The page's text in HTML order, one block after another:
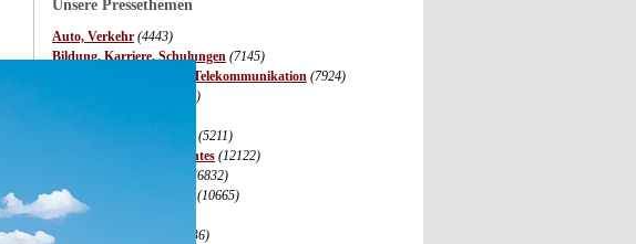
Unsere Pressethemen
Auto, Verkehr (4443)
Bildung, Karriere, Schulungen (7145)
Computer, Information, Telekommunikation (7924)
Elektro, Elektronik
(3685)
Essen, Trinken
Familie, Kinder, Zuhause (5211)
Freizeit, Buntes, Vermischtes (12122)
(6832)
Handel, Dienstleistungen
(10665)
Immobilien
Internet, Ecommerce
(4436)